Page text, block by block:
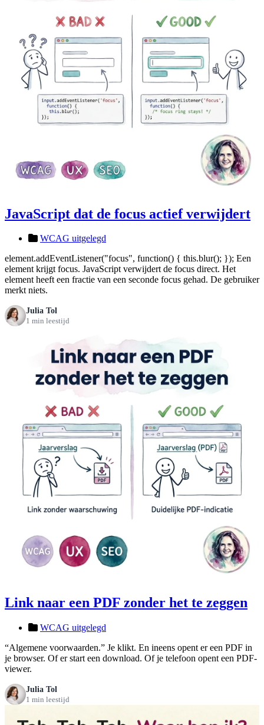
JavaScript dat de focus actief verwijdert
WCAG uitgelegd
element.addEventListener("focus", function() { this.blur(); }); Een
element krijgt focus. JavaScript verwijdert de focus direct. Het
element heeft een fractie van een seconde focus gehad. De gebruiker
merkt niets.
Julia Tol
1 min leestijd
Link naar een PDF zonder het te zeggen
WCAG uitgelegd
“Algemene voorwaarden.” Je klikt. En ineens opent er een PDF in
je browser. Of er start een download. Of je telefoon opent een PDF-
viewer.
Julia Tol
1 min leestijd